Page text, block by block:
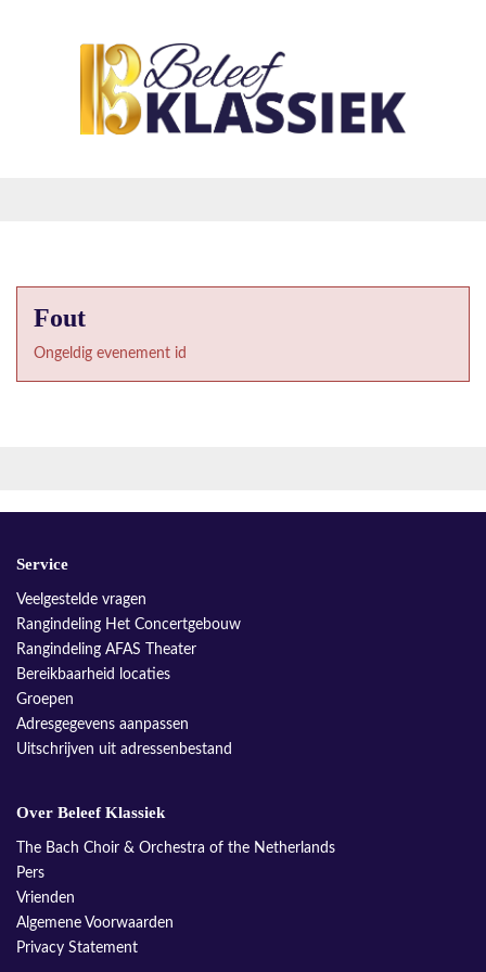
Fout
Ongeldig evenement id
Service
Veelgestelde vragen
Rangindeling Het Concertgebouw
Rangindeling AFAS Theater
Bereikbaarheid locaties
Groepen
Adresgegevens aanpassen
Uitschrijven uit adressenbestand
Over Beleef Klassiek
The Bach Choir & Orchestra of the Netherlands
Pers
Vrienden
Algemene Voorwaarden
Privacy Statement